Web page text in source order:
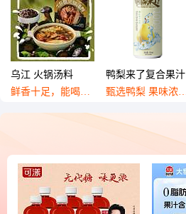
乌江 火锅汤料
鲜香十足，能喝汤的
鸭梨来了复合果汁
甄选鸭梨 果味浓郁